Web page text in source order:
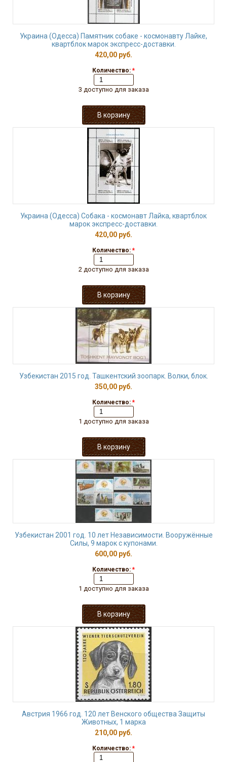
Украина (Одесса) Памятник собаке - космонавту Лайке,
квартблок марок экспресс-доставки.
420,00 руб.
Количество: *
3 доступно для заказа
Украина (Одесса) Собака - космонавт Лайка, квартблок
марок экспресс-доставки.
420,00 руб.
Количество: *
2 доступно для заказа
Узбекистан 2015 год. Ташкентский зоопарк. Волки, блок.
350,00 руб.
Количество: *
1 доступно для заказа
Узбекистан 2001 год. 10 лет Независимости. Вооружённые
Силы, 9 марок с купонами.
600,00 руб.
Количество: *
1 доступно для заказа
Австрия 1966 год. 120 лет Венского общества Защиты
Животных, 1 марка
210,00 руб.
Количество: *